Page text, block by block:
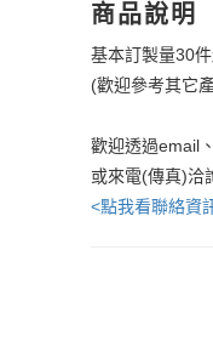
商品說明
基本訂製量30件
(歡迎參考其它
歡迎透過email
或來電(傳真)洽
<點我看聯絡資